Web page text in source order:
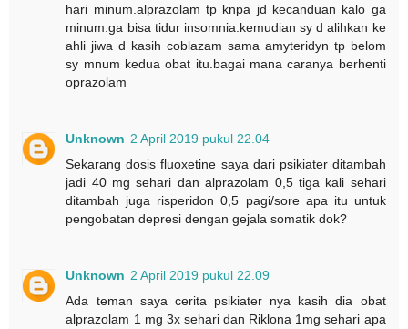
hari minum.alprazolam tp knpa jd kecanduan kalo ga
minum.ga bisa tidur insomnia.kemudian sy d alihkan ke
ahli jiwa d kasih coblazam sama amyteridyn tp belom
sy mnum kedua obat itu.bagai mana caranya berhenti
oprazolam
Unknown 2 April 2019 pukul 22.04
Sekarang dosis fluoxetine saya dari psikiater ditambah
jadi 40 mg sehari dan alprazolam 0,5 tiga kali sehari
ditambah juga risperidon 0,5 pagi/sore apa itu untuk
pengobatan depresi dengan gejala somatik dok?
Unknown 2 April 2019 pukul 22.09
Ada teman saya cerita psikiater nya kasih dia obat
alprazolam 1 mg 3x sehari dan Riklona 1mg sehari apa